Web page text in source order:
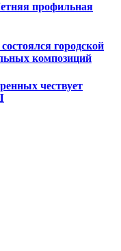
профильная
городской
композиций
чествует